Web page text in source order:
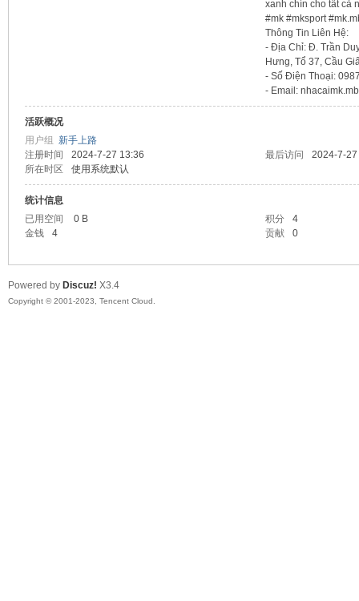
Bo
xanh chín cho tất cả
#mk #mksport
Thông Tin Liên Hệ:
- Địa Chỉ: Đ. Trần
Hưng, Tổ 37, Cầu
- Số Điện Thoại:
- Email:
活跃概况
用户组 新手上路
注册时间
2024-7-27 13:36 最后访问
2024-7-
所在时区
使用系统默认
统计信息
已用空间
0 B 积分
4
金钱
4 贡献 0
Powered by Discuz! X3.4
Copyright © 2001-2023, Tencent Cloud.